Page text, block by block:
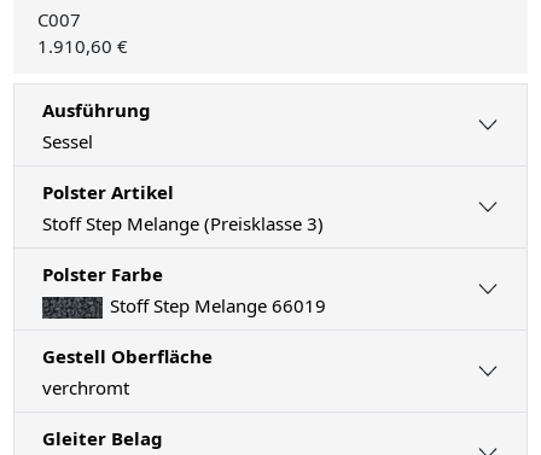
C007
1.910,60 €
Ausführung
Sessel
Polster Artikel
Stoff Step Melange (Preisklasse 3)
Polster Farbe
Stoff Step Melange 66019
Gestell Oberfläche
verchromt
Gleiter Belag